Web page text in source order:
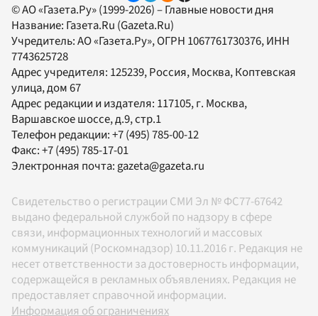
© АО «Газета.Ру» (1999-2026) – Главные новости дня
Название: Газета.Ru (Gazeta.Ru)
Учредитель:АО «Газета.Ру», ОГРН 1067761730376, ИНН
7743625728
Адрес учредителя: 125239, Россия, Москва, Коптевская
улица, дом 67
Адрес редакции и издателя: 117105, г. Москва,
Варшавское шоссе, д.9, стр.1
Телефон редакции:+7 (495) 785-00-12
Факс:+7 (495) 785-17-01
Электронная почта: gazeta@gazeta.ru
Свидетельство о регистрации СМИ Эл № ФС77-67642
выдано федеральной службой по надзору в сфере
связи, информационных технологий и массовых
коммуникаций (Роскомнадзор) 10.11.2016 г. Редакция не
несет ответственности за достоверность информации,
содержащейся в рекламных объявлениях. Редакция не
предоставляет справочной информации.
Информация об ограничениях